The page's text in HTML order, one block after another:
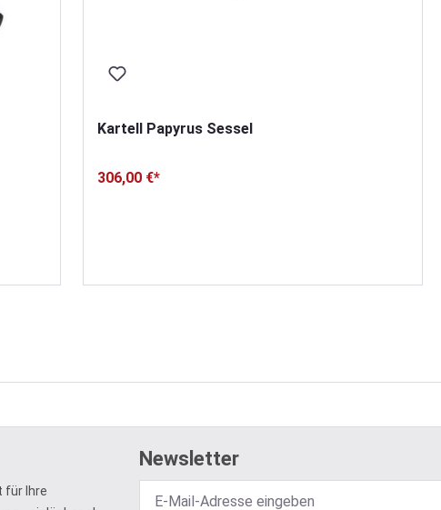
Kartell Papyrus Sessel
306,00 €*
Newsletter
für Ihre